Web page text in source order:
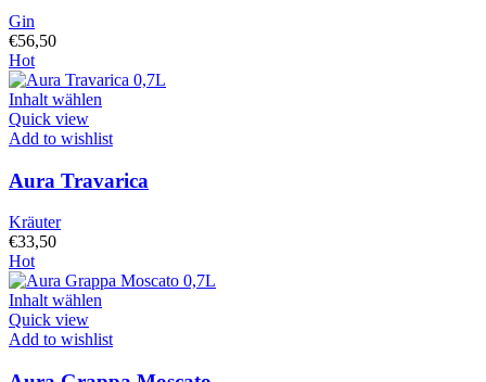
Gin
€56,50
Hot
Inhalt wählen
Quick view
Add to wishlist
Aura Travarica
Kräuter
€33,50
Hot
Inhalt wählen
Quick view
Add to wishlist